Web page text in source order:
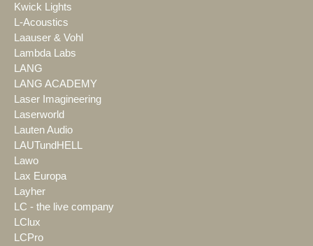
Kwick Lights
L-Acoustics
Laauser & Vohl
Lambda Labs
LANG
LANG ACADEMY
Laser Imagineering
Laserworld
Lauten Audio
LAUTundHELL
Lawo
Lax Europa
Layher
LC - the live company
LClux
LCPro